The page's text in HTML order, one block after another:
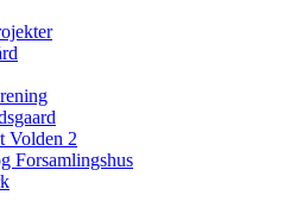
Volden 2
Forsamlingshus